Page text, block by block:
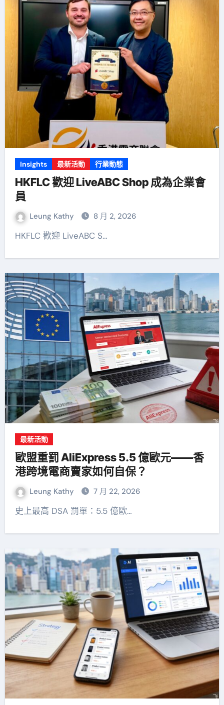
Insights 最新活動 行業動態
HKFLC 歡迎 LiveABC Shop 成為企業會
員
Leung Kathy 8 月 2, 2026
HKFLC 歡迎 LiveABC S…
最新活動
歐盟重罰 AliExpress 5.5 億歐元——香
港跨境電商賣家如何自保？
Leung Kathy 7 月 22, 2026
史上最高 DSA 罰單：5.5 億歐…